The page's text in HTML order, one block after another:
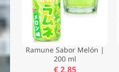
Ramune Sabor Melón |
200 ml
€ 2,85